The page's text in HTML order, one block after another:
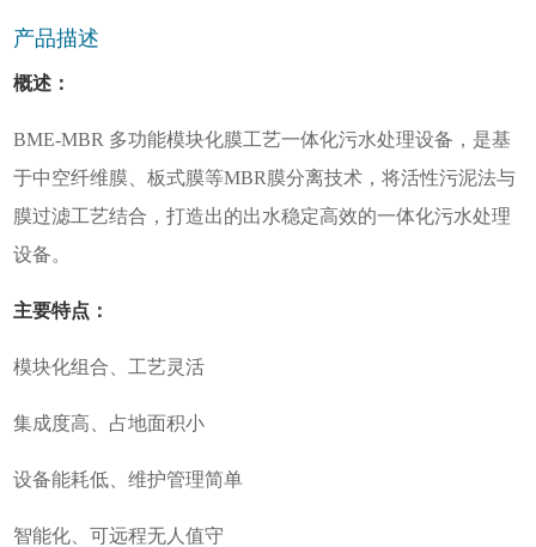
产品描述
概述：
BME-MBR 多功能模块化膜工艺一体化污水处理设备，是基
于中空纤维膜、板式膜等MBR膜分离技术，将活性污泥法与
膜过滤工艺结合，打造出的出水稳定高效的一体化污水处理
设备。
主要特点：
模块化组合、工艺灵活
集成度高、占地面积小
设备能耗低、维护管理简单
智能化、可远程无人值守